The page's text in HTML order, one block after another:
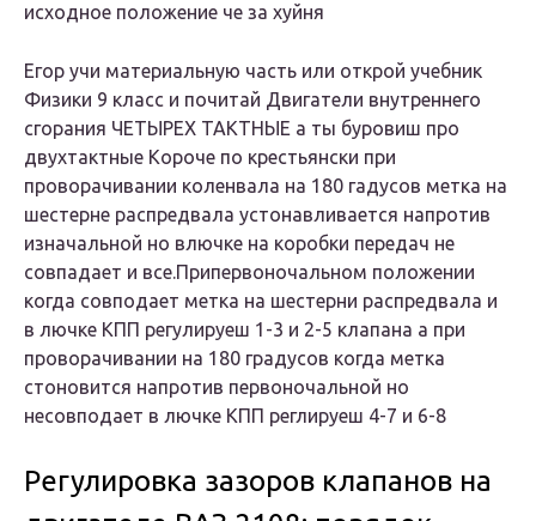
исходное положение че за хуйня
Егор учи материальную часть или открой учебник
Физики 9 класс и почитай Двигатели внутреннего
сгорания ЧЕТЫРЕХ ТАКТНЫЕ а ты буровиш про
двухтактные Короче по крестьянски при
проворачивании коленвала на 180 гадусов метка на
шестерне распредвала устонавливается напротив
изначальной но влючке на коробки передач не
совпадает и все.Припервоночальном положении
когда совподает метка на шестерни распредвала и
в лючке КПП регулируеш 1-3 и 2-5 клапана а при
проворачивании на 180 градусов когда метка
стоновится напротив первоночальной но
несовподает в лючке КПП реглируеш 4-7 и 6-8
Регулировка зазоров клапанов на